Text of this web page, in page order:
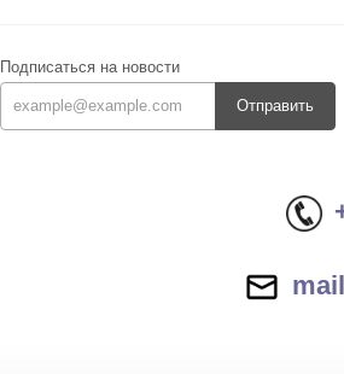
Подписаться на новости
Отправить